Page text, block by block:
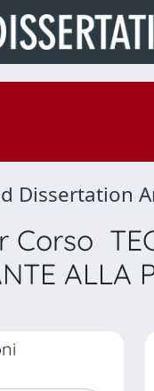
Dissertation
ALLA